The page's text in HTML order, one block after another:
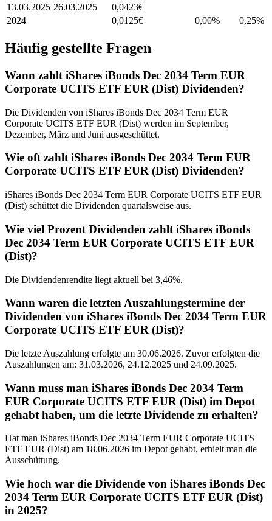
13.03.2025 26.03.2025 0,0423€
2024
0,0125€ 0,00% 0,25%
Häufig gestellte Fragen
Wann zahlt iShares iBonds Dec 2034 Term EUR
Corporate UCITS ETF EUR (Dist) Dividenden?
Die Dividenden von iShares iBonds Dec 2034 Term EUR
Corporate UCITS ETF EUR (Dist) werden im September,
Dezember, März und Juni ausgeschüttet.
Wie oft zahlt iShares iBonds Dec 2034 Term EUR
Corporate UCITS ETF EUR (Dist) Dividenden?
iShares iBonds Dec 2034 Term EUR Corporate UCITS ETF EUR
(Dist) schüttet die Dividenden quartalsweise aus.
Wie viel Prozent Dividenden zahlt iShares iBonds
Dec 2034 Term EUR Corporate UCITS ETF EUR
(Dist)?
Die Dividendenrendite liegt aktuell bei 3,46%.
Wann waren die letzten Auszahlungstermine der
Dividenden von iShares iBonds Dec 2034 Term EUR
Corporate UCITS ETF EUR (Dist)?
Die letzte Auszahlung erfolgte am 30.06.2026. Zuvor erfolgten die
Auszahlungen am: 31.03.2026, 24.12.2025 und 24.09.2025.
Wann muss man iShares iBonds Dec 2034 Term
EUR Corporate UCITS ETF EUR (Dist) im Depot
gehabt haben, um die letzte Dividende zu erhalten?
Hat man iShares iBonds Dec 2034 Term EUR Corporate UCITS
ETF EUR (Dist) am 18.06.2026 im Depot gehabt, erhielt man die
Ausschüttung.
Wie hoch war die Dividende von iShares iBonds Dec
2034 Term EUR Corporate UCITS ETF EUR (Dist)
in 2025?